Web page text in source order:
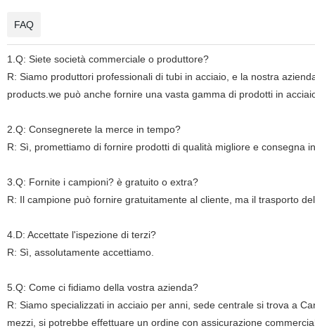
FAQ
1.Q: Siete società commerciale o produttore?
R: Siamo produttori professionali di tubi in acciaio, e la nostra
products.we può anche fornire una vasta gamma di prodotti in
2.Q: Consegnerete la merce in tempo?
R: Sì, promettiamo di fornire prodotti di qualità migliore e consegna
3.Q: Fornite i campioni? è gratuito o extra?
R: Il campione può fornire gratuitamente al cliente, ma il trasporto
4.D: Accettate l'ispezione di terzi?
R: Sì, assolutamente accettiamo.
5.Q: Come ci fidiamo della vostra azienda?
R: Siamo specializzati in acciaio per anni, sede centrale si trova a
mezzi, si potrebbe effettuare un ordine con assicurazione